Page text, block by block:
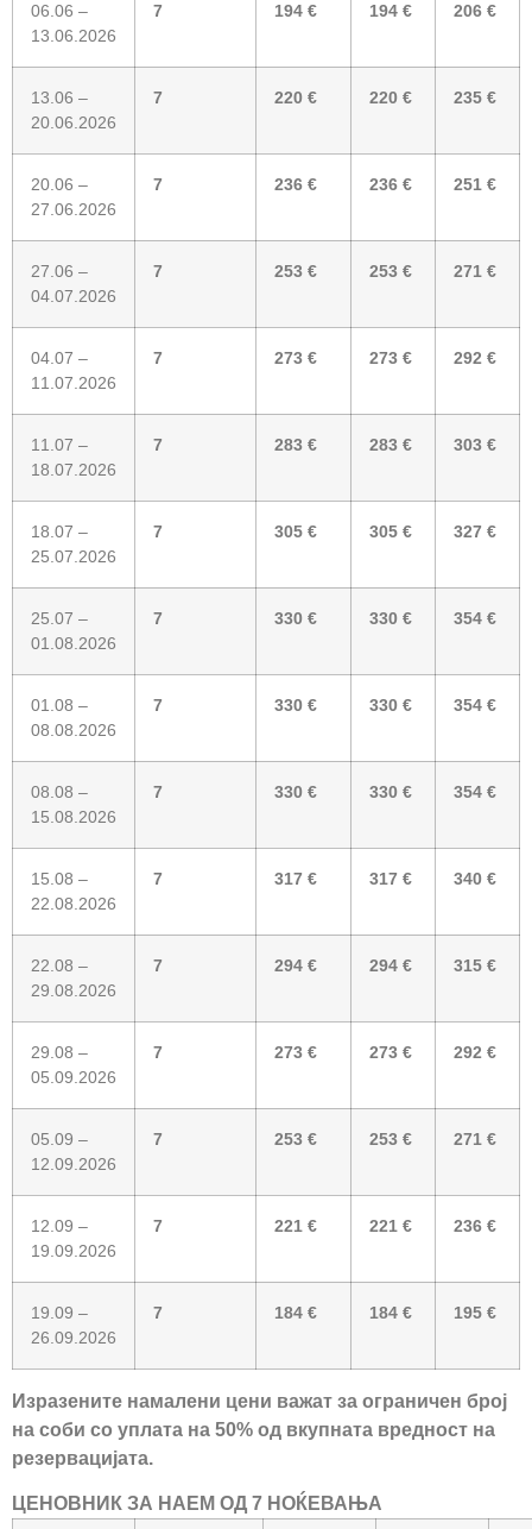
06.06 –
13.06.2026
7 194 € 194 € 206 €
13.06 –
20.06.2026
7 220 € 220 € 235 €
20.06 –
27.06.2026
7 236 € 236 € 251 €
27.06 –
04.07.2026
7 253 € 253 € 271 €
04.07 –
11.07.2026
7 273 € 273 € 292 €
11.07 –
18.07.2026
7 283 € 283 € 303 €
18.07 –
25.07.2026
7 305 € 305 € 327 €
25.07 –
01.08.2026
7 330 € 330 € 354 €
01.08 –
08.08.2026
7 330 € 330 € 354 €
08.08 –
15.08.2026
7 330 € 330 € 354 €
15.08 –
22.08.2026
7 317 € 317 € 340 €
22.08 –
29.08.2026
7 294 € 294 € 315 €
29.08 –
05.09.2026
7 273 € 273 € 292 €
05.09 –
12.09.2026
7 253 € 253 € 271 €
12.09 –
19.09.2026
7 221 € 221 € 236 €
19.09 –
26.09.2026
7 184 € 184 € 195 €
Изразените намалени цени важат за ограничен број
на соби со уплата на 50% од вкупната вредност на
резервацијата.
ЦЕНОВНИК ЗА НАЕМ ОД 7 НОЌЕВАЊА